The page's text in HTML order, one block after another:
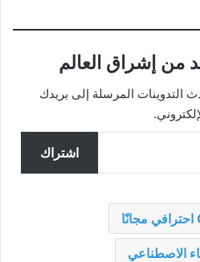
من إشراق العالم
المرسلة إلى بريدك
اشتراك
الاصطناعي